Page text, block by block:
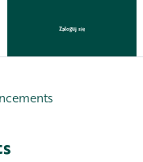
Zaloguj się